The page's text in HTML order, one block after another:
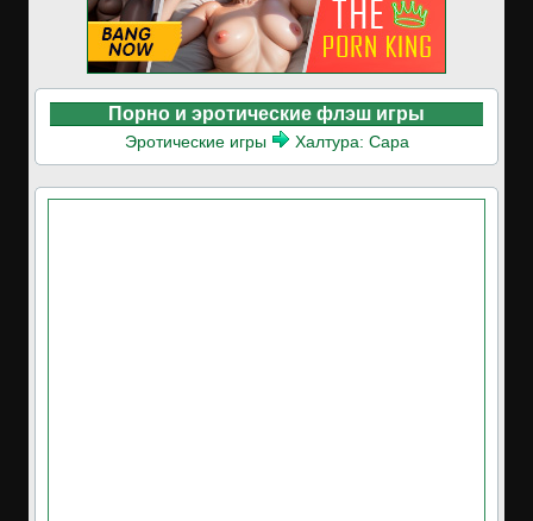
Порно и эротические флэш игры
Эротические игры Халтура: Сара